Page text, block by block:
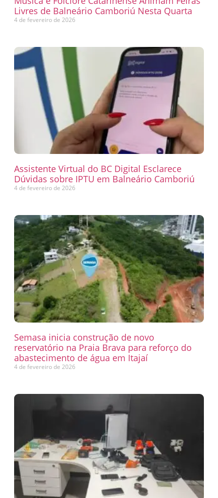
Livres de Balneário Camboriú Nesta Quarta
4 de fevereiro de 2026
Assistente Virtual do BC Digital Esclarece
Dúvidas sobre IPTU em Balneário Camboriú
4 de fevereiro de 2026
Semasa inicia construção de novo
reservatório na Praia Brava para reforço do
abastecimento de água em Itajaí
4 de fevereiro de 2026